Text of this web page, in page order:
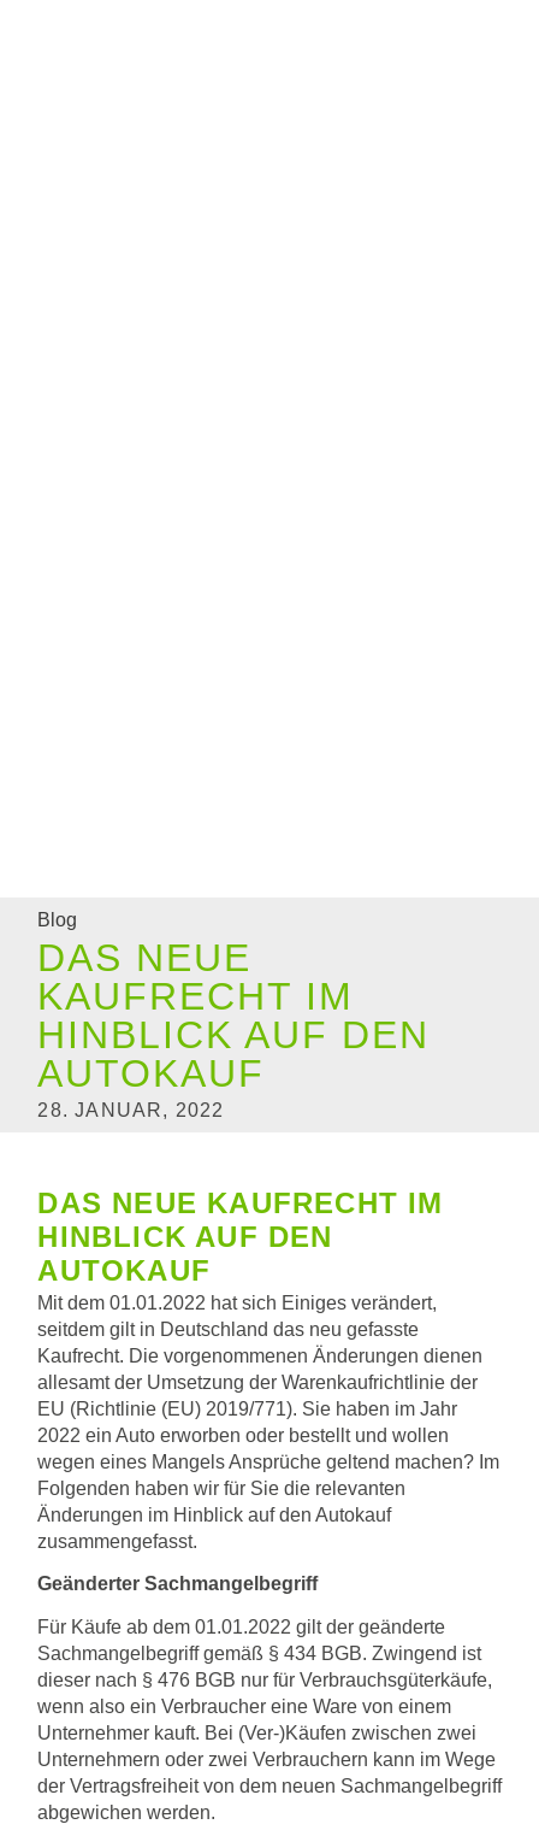
Blog
DAS NEUE
KAUFRECHT IM
HINBLICK AUF DEN
AUTOKAUF
28. JANUAR, 2022
DAS NEUE KAUFRECHT IM
HINBLICK AUF DEN
AUTOKAUF
Mit dem 01.01.2022 hat sich Einiges verändert,
seitdem gilt in Deutschland das neu gefasste
Kaufrecht. Die vorgenommenen Änderungen dienen
allesamt der Umsetzung der Warenkaufrichtlinie der
EU (Richtlinie (EU) 2019/771). Sie haben im Jahr
2022 ein Auto erworben oder bestellt und wollen
wegen eines Mangels Ansprüche geltend machen? Im
Folgenden haben wir für Sie die relevanten
Änderungen im Hinblick auf den Autokauf
zusammengefasst.
Geänderter Sachmangelbegriff
Für Käufe ab dem 01.01.2022 gilt der geänderte
Sachmangelbegriff gemäß § 434 BGB. Zwingend ist
dieser nach § 476 BGB nur für Verbrauchsgüterkäufe,
wenn also ein Verbraucher eine Ware von einem
Unternehmer kauft. Bei (Ver-)Käufen zwischen zwei
Unternehmern oder zwei Verbrauchern kann im Wege
der Vertragsfreiheit von dem neuen Sachmangelbegriff
abgewichen werden.